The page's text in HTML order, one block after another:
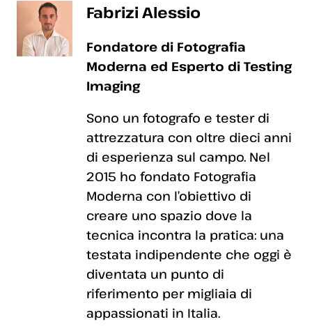
Fabrizi Alessio
Fondatore di Fotografia
Moderna ed Esperto di Testing
Imaging
Sono un fotografo e tester di
attrezzatura con oltre dieci anni
di esperienza sul campo. Nel
2015 ho fondato Fotografia
Moderna con l’obiettivo di
creare uno spazio dove la
tecnica incontra la pratica: una
testata indipendente che oggi è
diventata un punto di
riferimento per migliaia di
appassionati in Italia.